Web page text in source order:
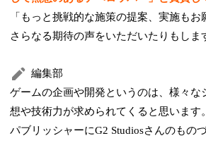
「もっと挑戦的な施策の提案、実施もお
さらなる期待の声をいただいたりもしま
編集部
ゲームの企画や開発というのは、様々な
想や技術力が求められてくると思います
パブリッシャーにG2 Studiosさんのもの